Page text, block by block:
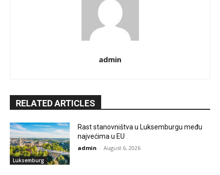
admin
RELATED ARTICLES
Luksemburg
Rast stanovništva u Luksemburgu među
najvećima u EU
admin - August 6, 2026